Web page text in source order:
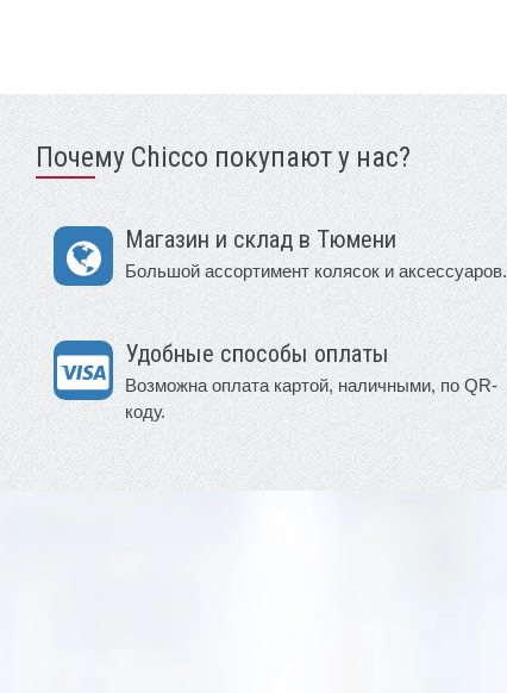
Почему Chicco покупают у нас?
Магазин и склад в Тюмени
Большой ассортимент колясок и аксессуаров.
Удобные способы оплаты
Возможна оплата картой, наличными, по QR-
коду.